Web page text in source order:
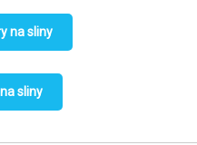
na sliny
sliny